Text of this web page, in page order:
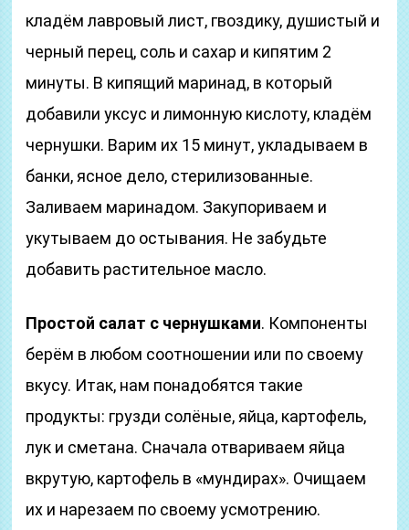
кладём лавровый лист, гвоздику, душистый и
черный перец, соль и сахар и кипятим 2
минуты. В кипящий маринад, в который
добавили уксус и лимонную кислоту, кладём
чернушки. Варим их 15 минут, укладываем в
банки, ясное дело, стерилизованные.
Заливаем маринадом. Закупориваем и
укутываем до остывания. Не забудьте
добавить растительное масло.
Простой салат с чернушками. Компоненты
берём в любом соотношении или по своему
вкусу. Итак, нам понадобятся такие
продукты: грузди солёные, яйца, картофель,
лук и сметана. Сначала отвариваем яйца
вкрутую, картофель в «мундирах». Очищаем
их и нарезаем по своему усмотрению.